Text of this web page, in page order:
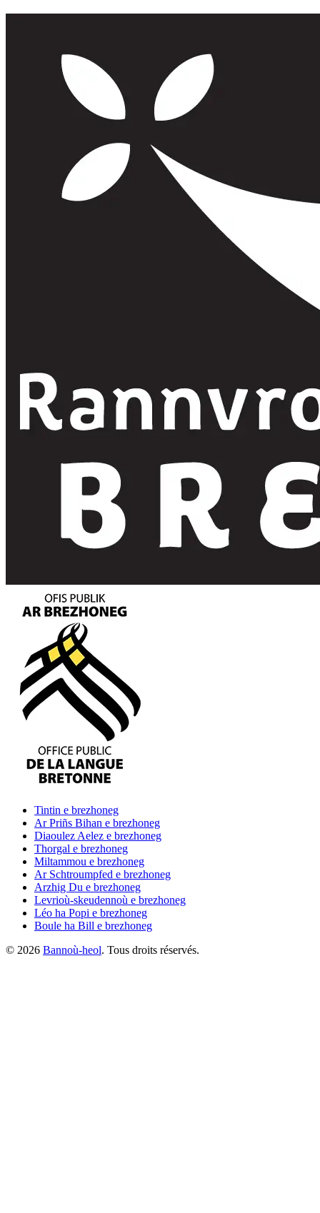
Tintin e brezhoneg
Ar Priñs Bihan e brezhoneg
Diaoulez Aelez e brezhoneg
Thorgal e brezhoneg
Miltammou e brezhoneg
Ar Schtroumpfed e brezhoneg
Arzhig Du e brezhoneg
Levrioù-skeudennoù e brezhoneg
Léo ha Popi e brezhoneg
Boule ha Bill e brezhoneg
© 2026 Bannoù-heol. Tous droits réservés.